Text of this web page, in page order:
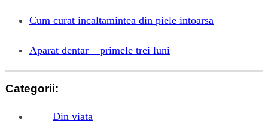
Cum curat incaltamintea din piele intoarsa
Aparat dentar – primele trei luni
Categorii:
Din viata